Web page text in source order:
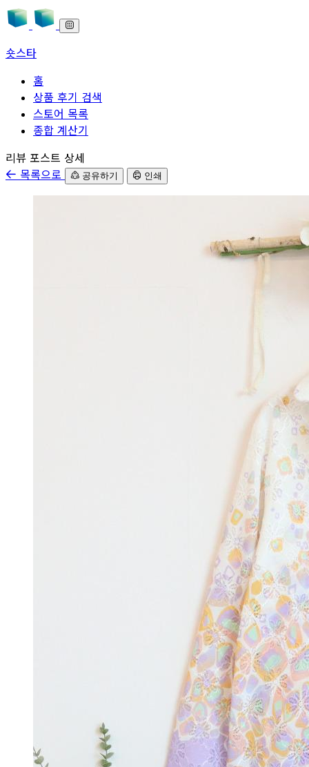
숏스타
홈
상품 후기 검색
스토어 목록
종합 계산기
본문으로 바로가기
리뷰 포스트 상세
목록으로
공유하기 인쇄